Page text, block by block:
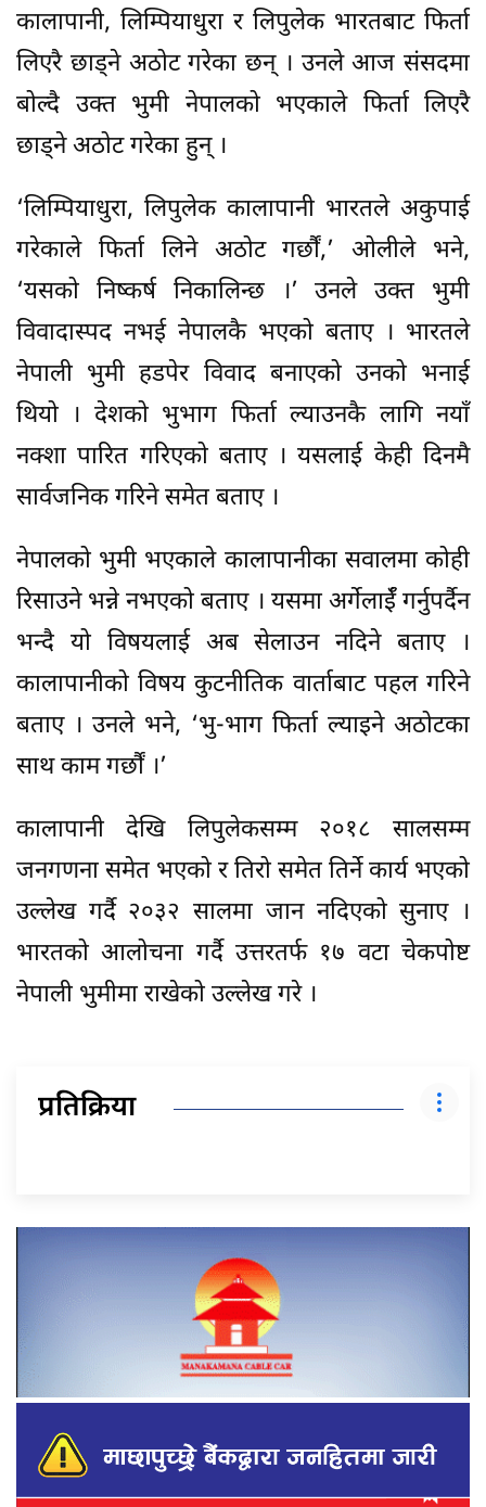
कालापानी, लिम्पियाधुरा र लिपुलेक भारतबाट फिर्ता
लिएरै छाड्ने अठोट गरेका छन् । उनले आज संसदमा
बोल्दै उक्त भुमी नेपालको भएकाले फिर्ता लिएरै
छाड्ने अठोट गरेका हुन् ।
‘लिम्पियाधुरा, लिपुलेक कालापानी भारतले अकुपाई
गरेकाले फिर्ता लिने अठोट गर्छौं,’ ओलीले भने,
‘यसको निष्कर्ष निकालिन्छ ।’ उनले उक्त भुमी
विवादास्पद नभई नेपालकै भएको बताए । भारतले
नेपाली भुमी हडपेर विवाद बनाएको उनको भनाई
थियो । देशको भुभाग फिर्ता ल्याउनकै लागि नयाँ
नक्शा पारित गरिएको बताए । यसलाई केही दिनमै
सार्वजनिक गरिने समेत बताए ।
नेपालको भुमी भएकाले कालापानीका सवालमा कोही
रिसाउने भन्ने नभएको बताए । यसमा अर्गेलाईँ गर्नुपर्दैन
भन्दै यो विषयलाई अब सेलाउन नदिने बताए ।
कालापानीको विषय कुटनीतिक वार्ताबाट पहल गरिने
बताए । उनले भने, ‘भु-भाग फिर्ता ल्याइने अठोटका
साथ काम गर्छौं ।’
कालापानी देखि लिपुलेकसम्म २०१८ सालसम्म
जनगणना समेत भएको र तिरो समेत तिर्ने कार्य भएको
उल्लेख गर्दै २०३२ सालमा जान नदिएको सुनाए ।
भारतको आलोचना गर्दै उत्तरतर्फ १७ वटा चेकपोष्ट
नेपाली भुमीमा राखेको उल्लेख गरे ।
प्रतिक्रिया